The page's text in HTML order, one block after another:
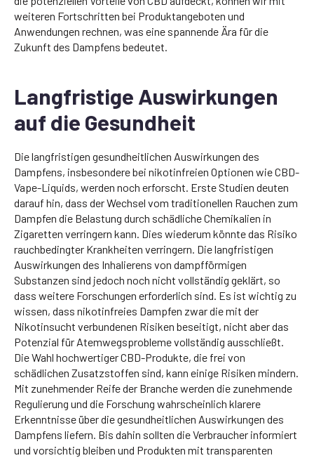
weiteren Fortschritten bei Produktangeboten und
Anwendungen rechnen, was eine spannende Ära für die
Zukunft des Dampfens bedeutet.
Langfristige Auswirkungen
auf die Gesundheit
Die langfristigen gesundheitlichen Auswirkungen des
Dampfens, insbesondere bei nikotinfreien Optionen wie CBD-
Vape-Liquids, werden noch erforscht. Erste Studien deuten
darauf hin, dass der Wechsel vom traditionellen Rauchen zum
Dampfen die Belastung durch schädliche Chemikalien in
Zigaretten verringern kann. Dies wiederum könnte das Risiko
rauchbedingter Krankheiten verringern. Die langfristigen
Auswirkungen des Inhalierens von dampfförmigen
Substanzen sind jedoch noch nicht vollständig geklärt, so
dass weitere Forschungen erforderlich sind. Es ist wichtig zu
wissen, dass nikotinfreies Dampfen zwar die mit der
Nikotinsucht verbundenen Risiken beseitigt, nicht aber das
Potenzial für Atemwegsprobleme vollständig ausschließt.
Die Wahl hochwertiger CBD-Produkte, die frei von
schädlichen Zusatzstoffen sind, kann einige Risiken mindern.
Mit zunehmender Reife der Branche werden die zunehmende
Regulierung und die Forschung wahrscheinlich klarere
Erkenntnisse über die gesundheitlichen Auswirkungen des
Dampfens liefern. Bis dahin sollten die Verbraucher informiert
und vorsichtig bleiben und Produkten mit transparenten